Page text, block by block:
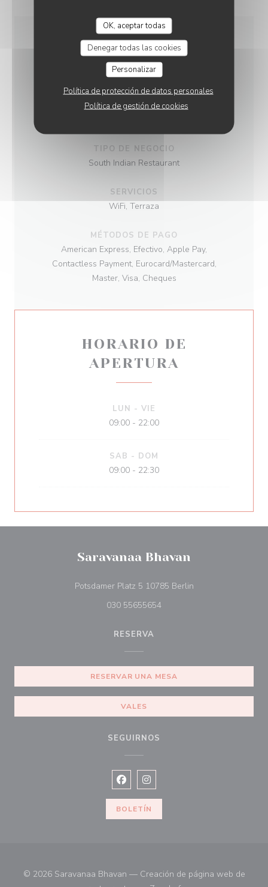
OK, aceptar todas
Denegar todas las cookies
Personalizar
Política de protección de datos personales
Política de gestión de cookies
INFORMACIÓN
GENERAL
COCINA
TIPO DE NEGOCIO
South Indian Restaurant
SERVICIOS
WiFi, Terraza
MÉTODOS DE PAGO
American Express, Efectivo, Apple Pay,
Contactless Payment, Eurocard/Mastercard,
Master, Visa, Cheques
HORARIO DE
APERTURA
LUN -VIE
09:00 - 22:00
SAB - DOM
09:00 - 22:30
Saravanaa Bhavan
Potsdamer Platz 5 10785 Berlin((abre en una
030 55655654
RESERVA
RESERVAR UNA MESA
VALES
SEGUIRNOS
Facebook ((abre en una nueva
Instagram ((abre en una
BOLETÍN
© 2026 Saravanaa Bhavan — Creación de página web de